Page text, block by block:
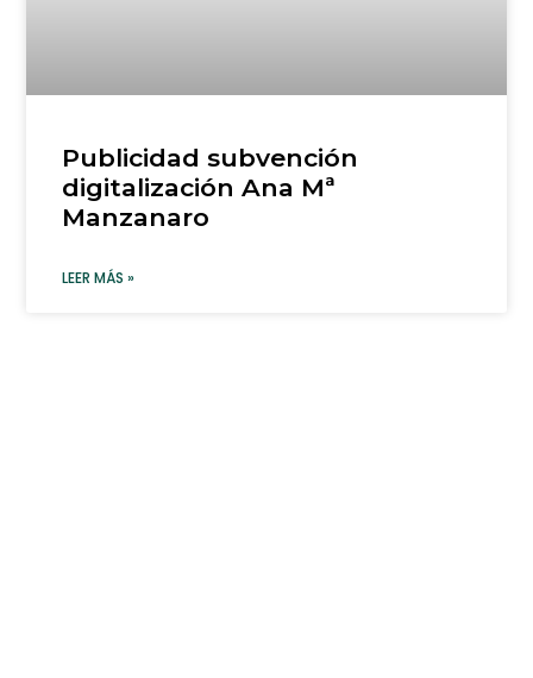
Publicidad subvención
digitalización Ana Mª
Manzanaro
LEER MÁS »